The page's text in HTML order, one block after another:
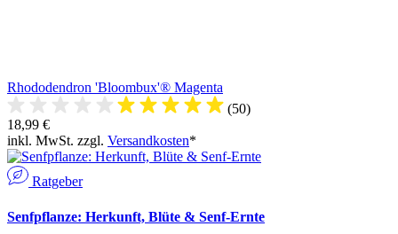
Rhododendron 'Bloombux'® Magenta
(50)
18,99 €
inkl. MwSt. zzgl. Versandkosten*
Ratgeber
Senfpflanze: Herkunft, Blüte & Senf-Ernte